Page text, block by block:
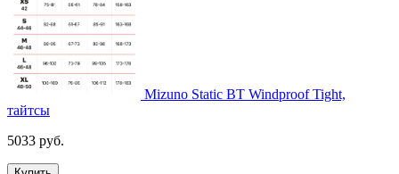
Mizuno Static BT Windproof Tight,
тайтсы
5033 руб.